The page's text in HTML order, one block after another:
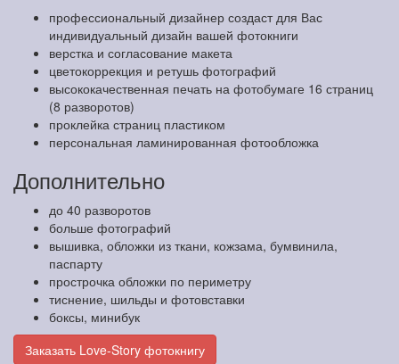
профессиональный дизайнер создаст для Вас
индивидуальный дизайн вашей фотокниги
верстка и согласование макета
цветокоррекция и ретушь фотографий
высококачественная печать на фотобумаге 16 страниц
(8 разворотов)
проклейка страниц пластиком
персональная ламинированная фотообложка
Дополнительно
до 40 разворотов
больше фотографий
вышивка, обложки из ткани, кожзама, бумвинила,
паспарту
прострочка обложки по периметру
тиснение, шильды и фотовставки
боксы, минибук
Заказать Love-Story фотокнигу